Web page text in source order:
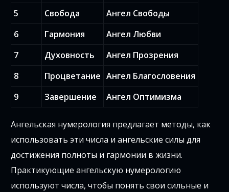
5
Свобода
Ангел Свободы
6
Гармония
Ангел Любви
7
Духовность
Ангел Прозрения
8
Процветание Ангел Благословения
9
Завершение Ангел Оптимизма
Ангельская нумерология предлагает методы, как
использовать эти числа и ангельские силы для
достижения полноты и гармонии в жизни.
Практикующие ангельскую нумерологию
используют числа, чтобы понять свои сильные и